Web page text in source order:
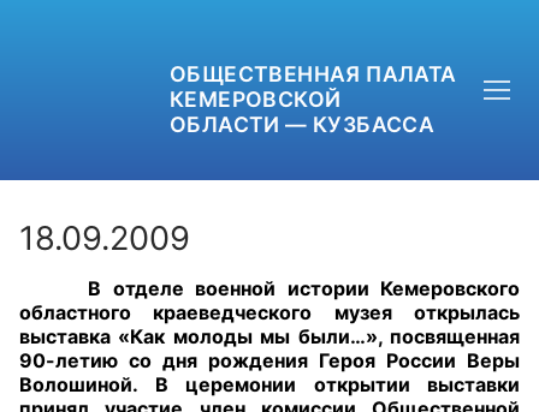
ОБЩЕСТВЕННАЯ ПАЛАТА
КЕМЕРОВСКОЙ
ОБЛАСТИ — КУЗБАССА
+7 (3842) 58-82-40
OPKO42@BK.RU
ОБРАТНАЯ СВЯЗЬ
18.09.2009
В отделе военной истории Кемеровского
областного краеведческого музея открылась
выставка «Как молоды мы были…», посвященная
90-летию со дня рождения Героя России Веры
Волошиной. В церемонии открытии выставки